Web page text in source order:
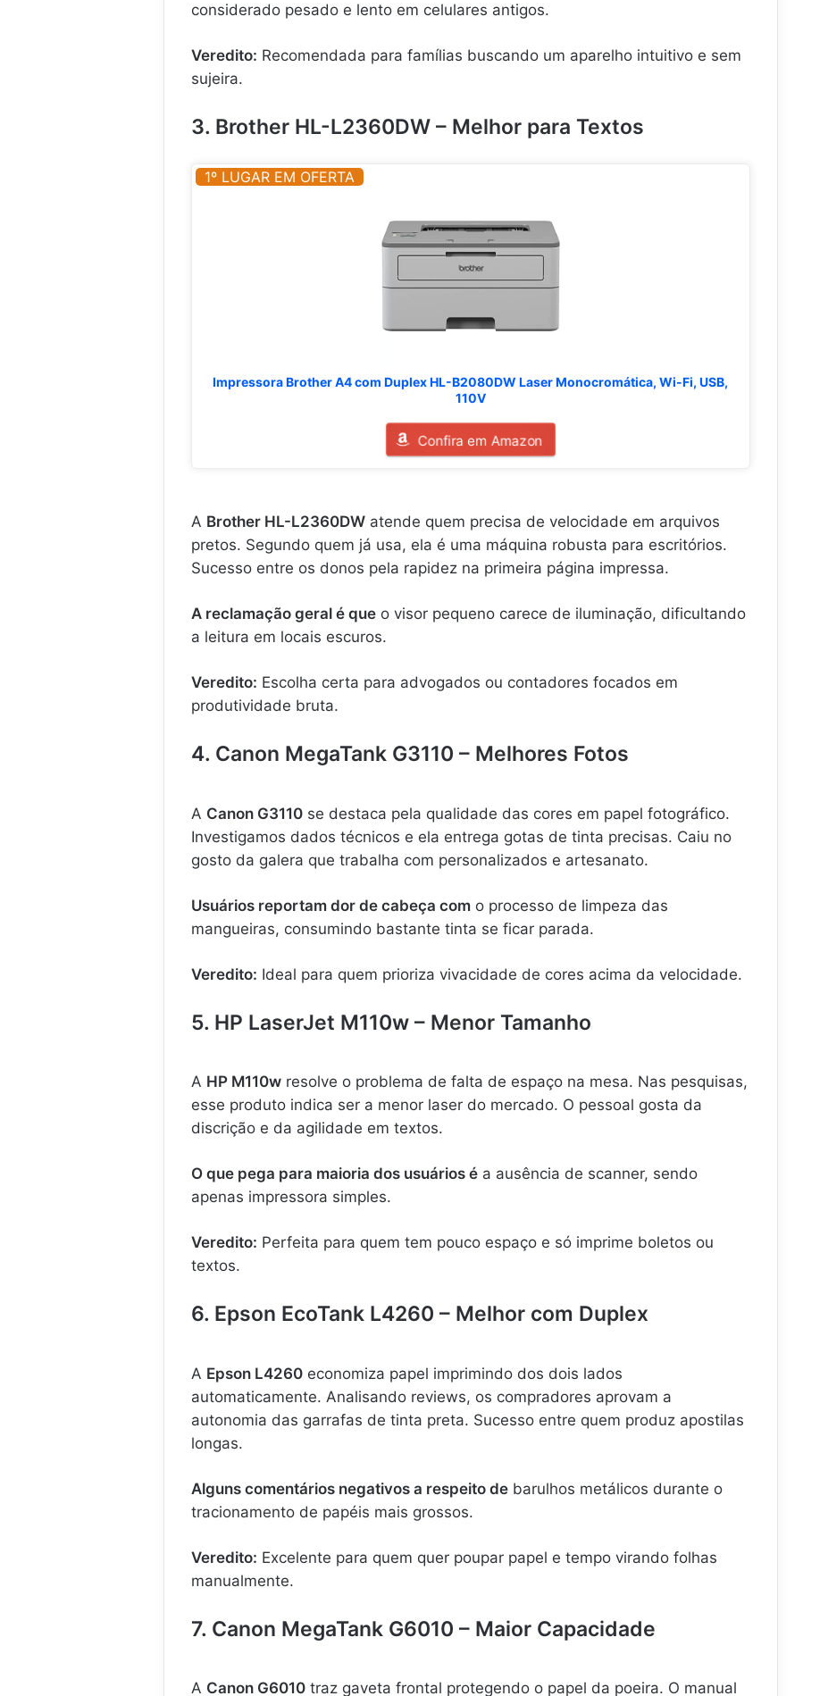
considerado pesado e lento em celulares antigos.
Veredito: Recomendada para famílias buscando um aparelho intuitivo e sem
sujeira.
3. Brother HL-L2360DW – Melhor para Textos
1º LUGAR EM OFERTA
Impressora Brother A4 com Duplex HL-B2080DW Laser Monocromática, Wi-Fi, USB,
110V
Confira em Amazon
A Brother HL-L2360DW atende quem precisa de velocidade em arquivos
pretos. Segundo quem já usa, ela é uma máquina robusta para escritórios.
Sucesso entre os donos pela rapidez na primeira página impressa.
A reclamação geral é que o visor pequeno carece de iluminação, dificultando
a leitura em locais escuros.
Veredito: Escolha certa para advogados ou contadores focados em
produtividade bruta.
4. Canon MegaTank G3110 – Melhores Fotos
A Canon G3110 se destaca pela qualidade das cores em papel fotográfico.
Investigamos dados técnicos e ela entrega gotas de tinta precisas. Caiu no
gosto da galera que trabalha com personalizados e artesanato.
Usuários reportam dor de cabeça com o processo de limpeza das
mangueiras, consumindo bastante tinta se ficar parada.
Veredito: Ideal para quem prioriza vivacidade de cores acima da velocidade.
5. HP LaserJet M110w – Menor Tamanho
A HP M110w resolve o problema de falta de espaço na mesa. Nas pesquisas,
esse produto indica ser a menor laser do mercado. O pessoal gosta da
discrição e da agilidade em textos.
O que pega para maioria dos usuários é a ausência de scanner, sendo
apenas impressora simples.
Veredito: Perfeita para quem tem pouco espaço e só imprime boletos ou
textos.
6. Epson EcoTank L4260 – Melhor com Duplex
A Epson L4260 economiza papel imprimindo dos dois lados
automaticamente. Analisando reviews, os compradores aprovam a
autonomia das garrafas de tinta preta. Sucesso entre quem produz apostilas
longas.
Alguns comentários negativos a respeito de barulhos metálicos durante o
tracionamento de papéis mais grossos.
Veredito: Excelente para quem quer poupar papel e tempo virando folhas
manualmente.
7. Canon MegaTank G6010 – Maior Capacidade
A Canon G6010 traz gaveta frontal protegendo o papel da poeira. O manual